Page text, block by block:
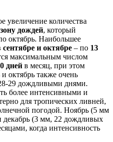
увеличение количества
дождей, который
октябрь. Наибольшее
сентябре и октябре – по 13
максимальным числом
дней в месяц, при этом
октябрь также очень
29 дождливыми днями.
более интенсивными и
для тропических ливней,
погодой. Ноябрь (5 мм
декабрь (3 мм, 22 дождливых
когда интенсивность